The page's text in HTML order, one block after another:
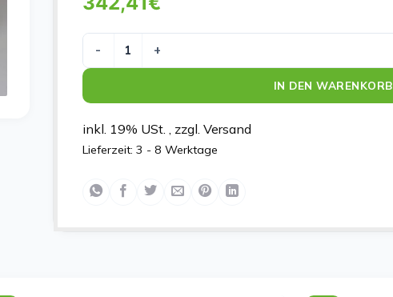
TG GRIP 21.5CMX10M GR K Menge
IN DEN WARENKORB
inkl. 19% USt. , zzgl. Versand
Lieferzeit: 3 - 8 Werktage